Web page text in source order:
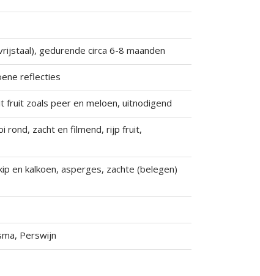
gedurende circa 6-8 maanden
reflecties
fruit zoals peer en meloen, uitnodigend
rond, zacht en filmend, rijp fruit,
en kalkoen, asperges, zachte (belegen)
Perswijn